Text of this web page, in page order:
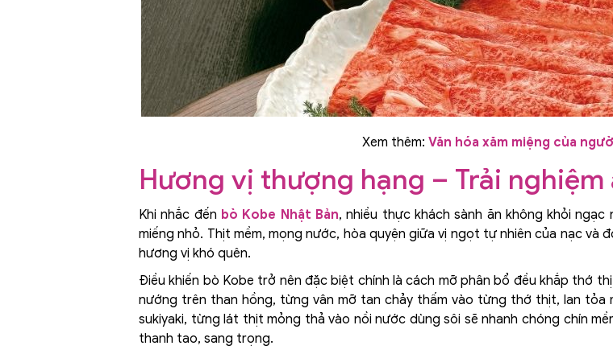
Xem thêm: Văn hóa xăm miệng của
Hương vị thượng hạng – Trải
Khi nhắc đến bò Kobe Nhật Bản, nhiều thực khách sành ăn không khỏi
miếng nhỏ. Thịt mềm, mọng nước, hòa quyện giữa vị ngọt tự nhiên của nạc
hương vị khó quên.
Điều khiến bò Kobe trở nên đặc biệt chính là cách mỡ phân bổ đều khắp thớ
nướng trên than hồng, từng vân mỡ tan chảy thấm vào từng thớ thịt, lan tỏa
sukiyaki, từng lát thịt mỏng thả vào nồi nước dùng sôi sẽ nhanh chóng chín
thanh tao, sang trọng.